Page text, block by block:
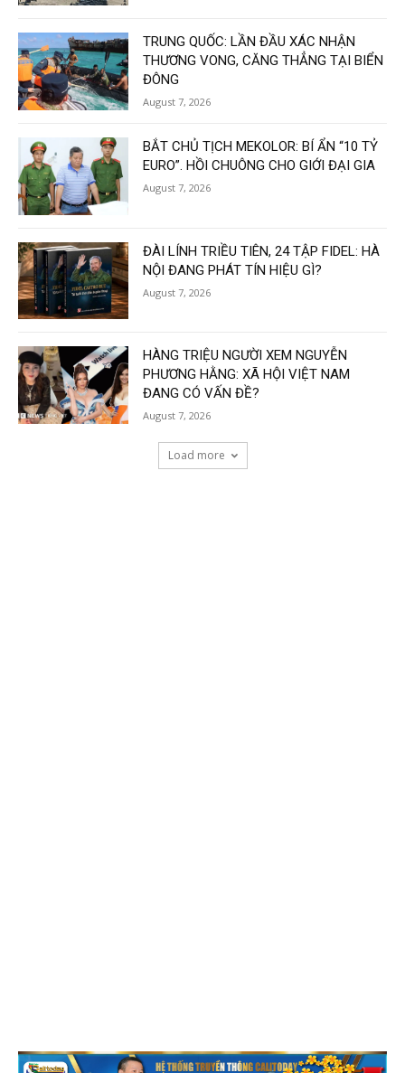
TRUNG QUỐC: LẦN ĐẦU XÁC NHẬN
THƯƠNG VONG, CĂNG THẲNG TẠI BIỂN
ĐÔNG
August 7, 2026
BẮT CHỦ TỊCH MEKOLOR: BÍ ẨN “10 TỶ
EURO”. HỒI CHUÔNG CHO GIỚI ĐẠI GIA
August 7, 2026
ĐÀI LÍNH TRIỀU TIÊN, 24 TẬP FIDEL: HÀ
NỘI ĐANG PHÁT TÍN HIỆU GÌ?
August 7, 2026
HÀNG TRIỆU NGƯỜI XEM NGUYỄN
PHƯƠNG HẰNG: XÃ HỘI VIỆT NAM
ĐANG CÓ VẤN ĐỀ?
August 7, 2026
Load more